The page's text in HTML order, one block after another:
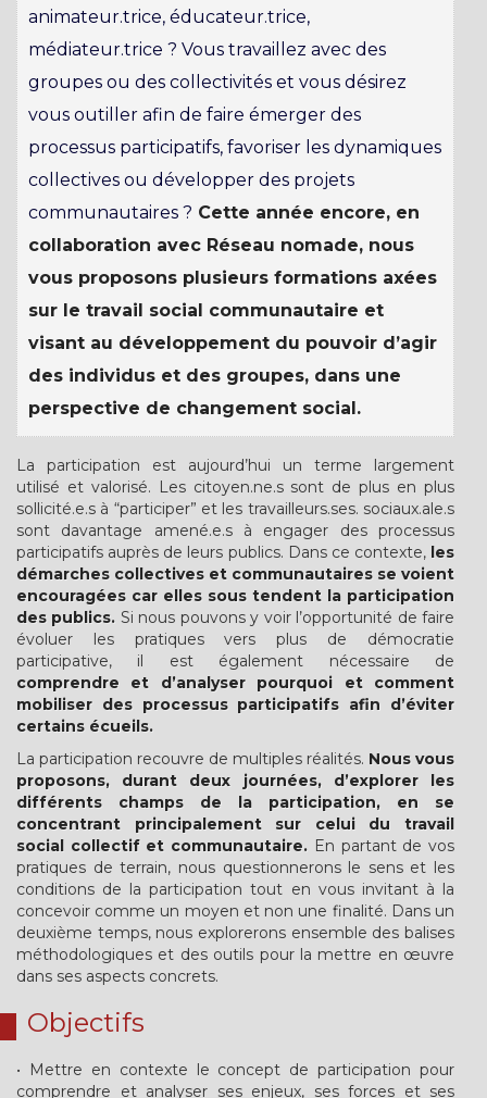
animateur.trice, éducateur.trice,
médiateur.trice ? Vous travaillez avec des
groupes ou des collectivités et vous désirez
vous outiller afin de faire émerger des
processus participatifs, favoriser les dynamiques
collectives ou développer des projets
communautaires ? Cette année encore, en
collaboration avec Réseau nomade, nous
vous proposons plusieurs formations axées
sur le travail social communautaire et
visant au développement du pouvoir d’agir
des individus et des groupes, dans une
perspective de changement social.
La participation est aujourd’hui un terme largement
utilisé et valorisé. Les citoyen.ne.s sont de plus en plus
sollicité.e.s à “participer” et les travailleurs.ses. sociaux.ale.s
sont davantage amené.e.s à engager des processus
participatifs auprès de leurs publics. Dans ce contexte, les
démarches collectives et communautaires se voient
encouragées car elles sous tendent la participation
des publics. Si nous pouvons y voir l’opportunité de faire
évoluer les pratiques vers plus de démocratie
participative, il est également nécessaire de
comprendre et d’analyser pourquoi et comment
mobiliser des processus participatifs afin d’éviter
certains écueils.
La participation recouvre de multiples réalités. Nous vous
proposons, durant deux journées, d’explorer les
différents champs de la participation, en se
concentrant principalement sur celui du travail
social collectif et communautaire. En partant de vos
pratiques de terrain, nous questionnerons le sens et les
conditions de la participation tout en vous invitant à la
concevoir comme un moyen et non une finalité. Dans un
deuxième temps, nous explorerons ensemble des balises
méthodologiques et des outils pour la mettre en œuvre
dans ses aspects concrets.
Objectifs
• Mettre en contexte le concept de participation pour
comprendre et analyser ses enjeux, ses forces et ses